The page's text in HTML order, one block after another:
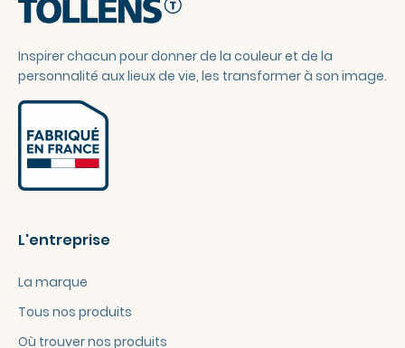
Inspirer chacun pour donner de la couleur et de la
personnalité aux lieux de vie, les transformer à son image.
L'entreprise
La marque
Tous nos produits
Où trouver nos produits